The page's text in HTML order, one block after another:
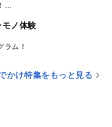
ノ体験
ラム！
かけ特集をもっと見る